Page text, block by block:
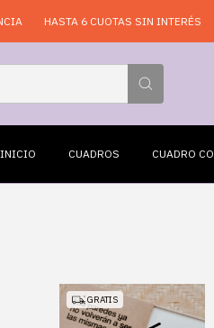
HASTA 6 CUOTAS SIN INTERÉS
INICIO CUADROS CUADRO
GRATIS